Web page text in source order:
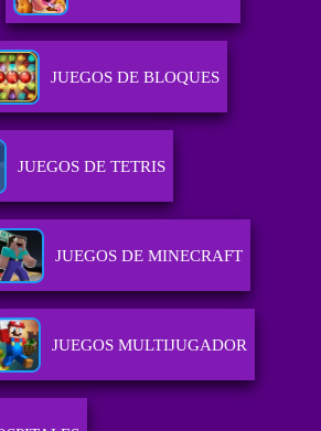
JUEGOS DE BLOQUES
JUEGOS DE TETRIS
JUEGOS DE MINECRAFT
JUEGOS MULTIJUGADOR